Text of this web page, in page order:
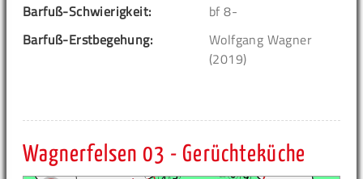
Barfuß-Schwierigkeit:
bf 8-
Barfuß-Erstbegehung:
Wolfgang Wagner
(2019)
Wagnerfelsen 03 - Gerüchteküche